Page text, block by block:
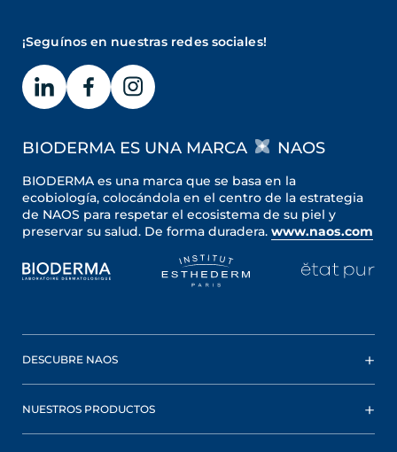
¡Seguínos en nuestras redes sociales!
BIODERMA ES UNA MARCA NAOS
BIODERMA es una marca que se basa en la
ecobiología, colocándola en el centro de la estrategia
de NAOS para respetar el ecosistema de su piel y
preservar su salud. De forma duradera. www.naos.com
DESCUBRE NAOS
NUESTROS PRODUCTOS